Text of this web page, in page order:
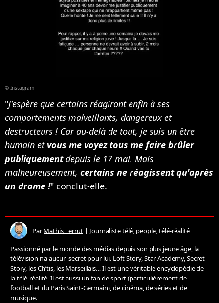
© Instagram
"J'espère que certains réagiront enfin à ses
comportements malveillants, dangereux et
destructeurs ! Car au-delà de tout, je suis un être
humain et vous me voyez tous me faire brûler
publiquementdepuis le 17 mai. Mais
malheureusement, certains ne réagissent qu'après
un drame !" conclut-elle.
ParMathis Ferrut | Journaliste télé, people, télé-réalité
Passionné par le monde des médias depuis son plus jeune âge, la
télévision n’a aucun secret pour lui. Loft Story, Star Academy, Secret
Story, les Ch’tis, les Marseillais… Il est une véritable encyclopédie de
la télé-réalité. Il est aussi un fan de sport (particulièrement de
football et du Paris Saint-Germain), de cinéma, de séries et de
musique.